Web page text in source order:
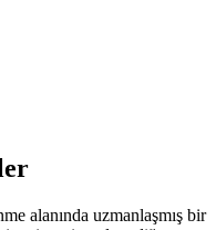
alanında uzmanlaşmış bir